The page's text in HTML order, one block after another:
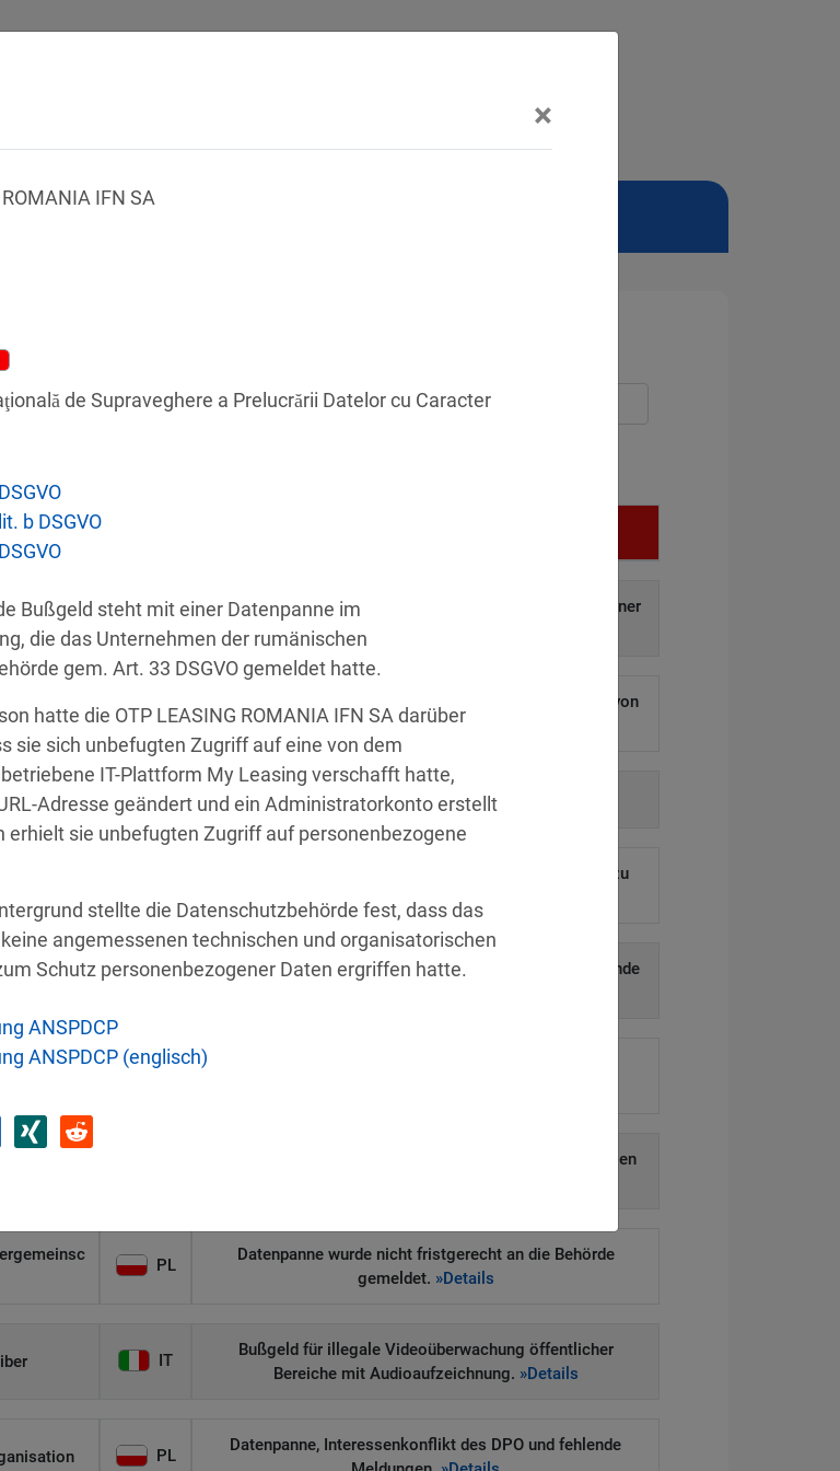
Nach Land filtern
AT
Unbefugter Zugriff auf und Weitergabe personenbezogener
Daten an Dritte.
IT
Sicherheitslücken ermöglichen Hackern den Diebstahl von
hunderttausenden Kundendaten.
PL Nichtreaktion auf behördliche Anordnung.
E-Mail-Postfach eines ehemaligen Mitarbeiters blieb zu
lange aktiv.
»Details
GR
Schule ignoriert Auskunftsersuchen und die anschließende
IT
Verlust eines unverschlüsselten USB-Sticks mit sensiblen
PL
Datenpanne wurde nicht fristgerecht an die Behörde
gemeldet. »Details
IT
Bußgeld für illegale Videoüberwachung öffentlicher
Bereiche mit Audioaufzeichnung. »Details
PL
Datenpanne, Interessenkonflikt des DPO und fehlende
×
IFN SA
de Supraveghere a Prelucrării Datelor cu Caracter
b DSGVO
Bußgeld steht mit einer Datenpanne im
die das Unternehmen der rumänischen
gem. Art. 33 DSGVO gemeldet hatte.
hatte die OTP LEASING ROMANIA IFN SA darüber
sie sich unbefugten Zugriff auf eine von dem
IT-Plattform My Leasing verschafft hatte,
Adresse geändert und ein Administratorkonto erstellt
erhielt sie unbefugten Zugriff auf personenbezogene
stellte die Datenschutzbehörde fest, dass das
angemessenen technischen und organisatorischen
Schutz personenbezogener Daten ergriffen hatte.
ANSPDCP
ANSPDCP (englisch)